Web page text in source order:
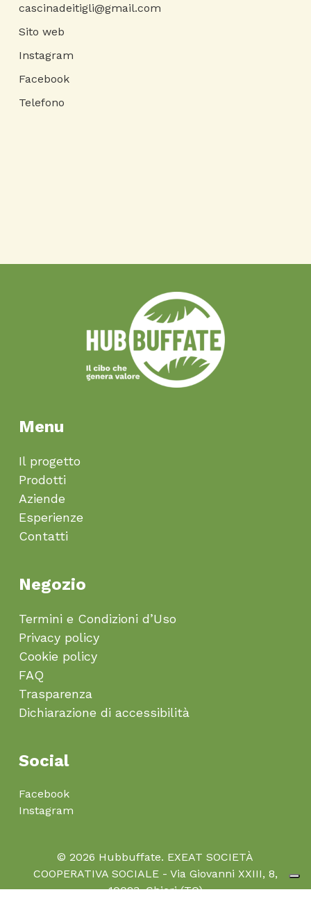
cascinadeitigli@gmail.com
Sito web
Instagram
Facebook
Telefono
Menu
Il progetto
Prodotti
Aziende
Esperienze
Contatti
Negozio
Termini e Condizioni d’Uso
Privacy policy
Cookie policy
FAQ
Trasparenza
Dichiarazione di accessibilità
Social
Facebook
Instagram
© 2026 Hubbuffate. EXEAT SOCIETÀ
COOPERATIVA SOCIALE - Via Giovanni XXIII, 8,
10023, Chieri (TO)